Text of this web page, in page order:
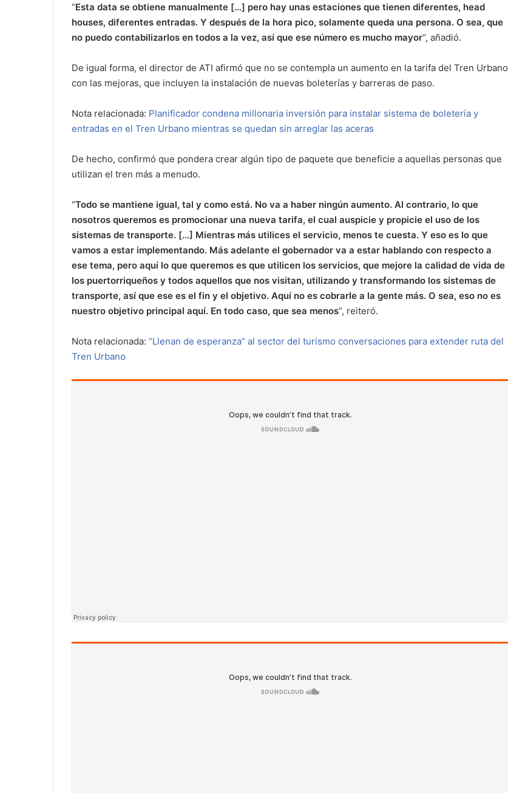
“Esta data se obtiene manualmente […] pero hay unas estaciones que tienen diferentes, head
houses, diferentes entradas. Y después de la hora pico, solamente queda una persona. O sea, que
no puedo contabilizarlos en todos a la vez, así que ese número es mucho mayor“, añadió.
De igual forma, el director de ATI afirmó que no se contempla un aumento en la tarifa del Tren Urbano
con las mejoras, que incluyen la instalación de nuevas boleterías y barreras de paso.
Nota relacionada: Planificador condena millonaria inversión para instalar sistema de boletería y
entradas en el Tren Urbano mientras se quedan sin arreglar las aceras
De hecho, confirmó que pondera crear algún tipo de paquete que beneficie a aquellas personas que
utilizan el tren más a menudo.
“Todo se mantiene igual, tal y como está. No va a haber ningún aumento. Al contrario, lo que
nosotros queremos es promocionar una nueva tarifa, el cual auspicie y propicie el uso de los
sistemas de transporte. […] Mientras más utilices el servicio, menos te cuesta. Y eso es lo que
vamos a estar implementando. Más adelante el gobernador va a estar hablando con respecto a
ese tema, pero aquí lo que queremos es que utilicen los servicios, que mejore la calidad de vida de
los puertorriqueños y todos aquellos que nos visitan, utilizando y transformando los sistemas de
transporte, así que ese es el fin y el objetivo. Aquí no es cobrarle a la gente más. O sea, eso no es
nuestro objetivo principal aquí. En todo caso, que sea menos”, reiteró.
Nota relacionada: “Llenan de esperanza” al sector del turismo conversaciones para extender ruta del
Tren Urbano